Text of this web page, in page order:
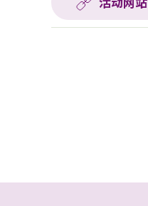
活动网站